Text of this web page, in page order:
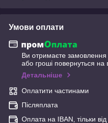
Умови оплати
Ви отримаєте замовлення
або гроші повернуться на
Детальніше
Оплатити частинами
Післяплата
Оплата на IBAN, тільки